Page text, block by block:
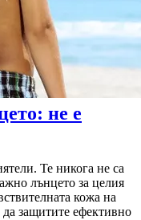
не е
Те никога не са
лънцето за целия
кожа на
да защитите ефективно